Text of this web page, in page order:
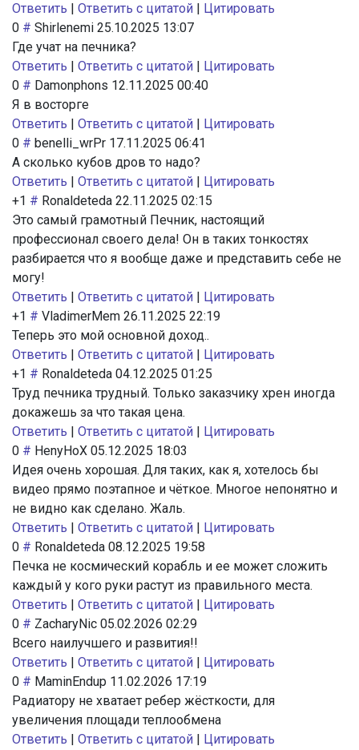
Ответить | Ответить с цитатой | Цитировать
0 # Shirlenemi 25.10.2025 13:07
Где учат на печника?
Ответить | Ответить с цитатой | Цитировать
0 # Damonphons 12.11.2025 00:40
Я в восторге
Ответить | Ответить с цитатой | Цитировать
0 # benelli_wrPr 17.11.2025 06:41
А сколько кубов дров то надо?
Ответить | Ответить с цитатой | Цитировать
+1 # Ronaldeteda 22.11.2025 02:15
Это самый грамотный Печник, настоящий
профессионал своего дела! Он в таких тонкостях
разбирается что я вообще даже и представить себе не
могу!
Ответить | Ответить с цитатой | Цитировать
+1 # VladimerMem 26.11.2025 22:19
Теперь это мой основной доход..
Ответить | Ответить с цитатой | Цитировать
+1 # Ronaldeteda 04.12.2025 01:25
Труд печника трудный. Только заказчику хрен иногда
докажешь за что такая цена.
Ответить | Ответить с цитатой | Цитировать
0 # HenyHoX 05.12.2025 18:03
Идея очень хорошая. Для таких, как я, хотелось бы
видео прямо поэтапное и чёткое. Многое непонятно и
не видно как сделано. Жаль.
Ответить | Ответить с цитатой | Цитировать
0 # Ronaldeteda 08.12.2025 19:58
Печка не космический корабль и ее может сложить
каждый у кого руки растут из правильного места.
Ответить | Ответить с цитатой | Цитировать
0 # ZacharyNic 05.02.2026 02:29
Всего наилучшего и развития!!
Ответить | Ответить с цитатой | Цитировать
0 # MaminEndup 11.02.2026 17:19
Радиатору не хватает ребер жёсткости, для
увеличения площади теплообмена
Ответить | Ответить с цитатой | Цитировать